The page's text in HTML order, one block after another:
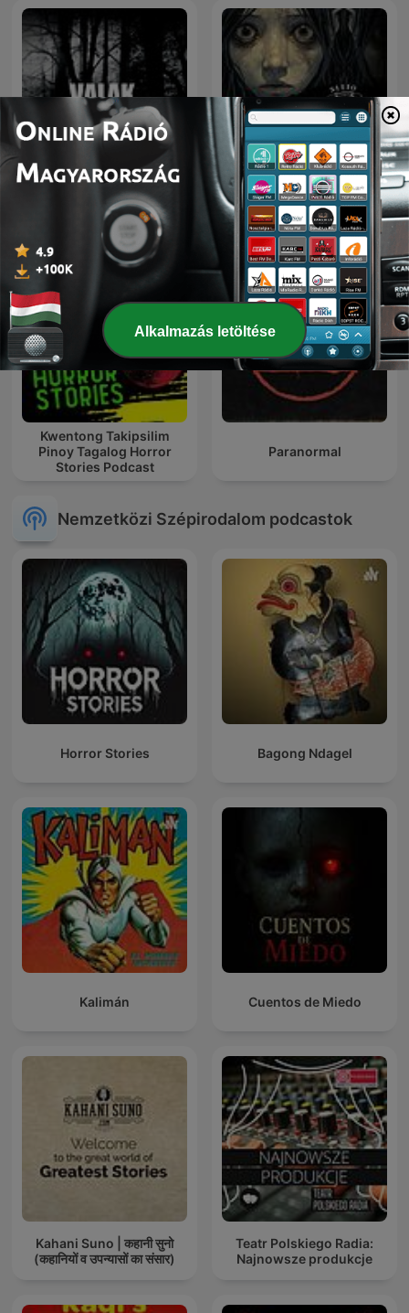
VALAK - தமிழ்
Sitio Bangungot - Pinoy
Horror Stories for Sleep
Podcast
Kwentong Takipsilim
Pinoy Tagalog Horror
Stories Podcast
Paranormal
Nemzetközi Szépirodalom podcastok
Horror Stories Bagong Ndagel
Kalimán Cuentos de Miedo
Kahani Suno | कहानी सुनो
(कहानियों व उपन्यासों का संसार)
Teatr Polskiego Radia:
Najnowsze produkcje
Alkalmazás letöltése